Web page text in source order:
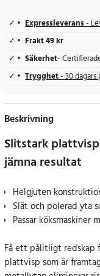
Expressleverans-
Frakt 49 kr
Säkerhet-
Trygghet- 30
Beskrivning
Slitstark
jämna resultat
Helgjuten
Slät och polerad yta
Passar
Få ett pålitligt redskap
plattvisp som är